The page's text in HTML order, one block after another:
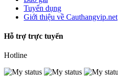
Tuyển dụng
Giới thiệu về Cauthangvip.net
Hỗ trợ trực tuyến
Hotline